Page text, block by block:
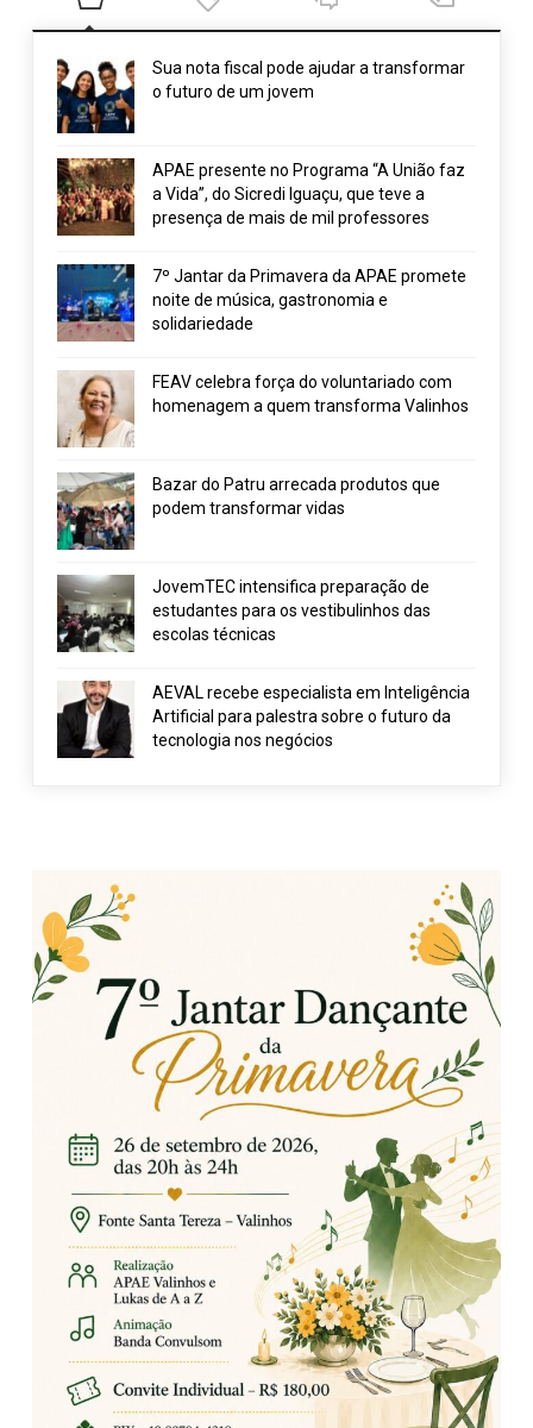
Sua nota fiscal pode ajudar a transformar
o futuro de um jovem
APAE presente no Programa “A União faz
a Vida”, do Sicredi Iguaçu, que teve a
presença de mais de mil professores
7º Jantar da Primavera da APAE promete
noite de música, gastronomia e
solidariedade
FEAV celebra força do voluntariado com
homenagem a quem transforma Valinhos
Bazar do Patru arrecada produtos que
podem transformar vidas
JovemTEC intensifica preparação de
estudantes para os vestibulinhos das
escolas técnicas
AEVAL recebe especialista em Inteligência
Artificial para palestra sobre o futuro da
tecnologia nos negócios